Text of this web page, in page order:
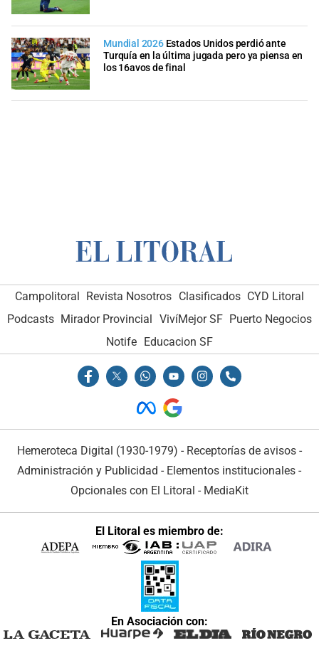
Mundial 2026 Estados Unidos perdió ante
Turquía en la última jugada pero ya piensa en
los 16avos de final
Campolitoral Revista Nosotros Clasificados CYD Litoral
Podcasts Mirador Provincial VivíMejor SF Puerto Negocios
Notife Educacion SF
Hemeroteca Digital (1930-1979) - Receptorías de avisos -
Administración y Publicidad - Elementos institucionales -
Opcionales con El Litoral - MediaKit
El Litoral es miembro de:
En Asociación con: